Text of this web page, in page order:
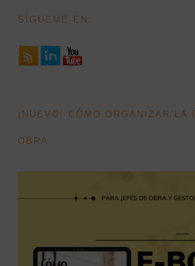
SÍGUEME EN:
¡NUEVO! CÓMO ORGANIZAR LA
OBRA